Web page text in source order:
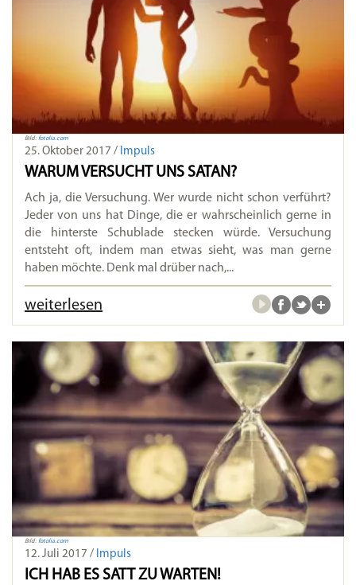
Bild: fotolia.com
25. Oktober 2017 / Impuls
WARUM VERSUCHT UNS SATAN?
Ach ja, die Versuchung. Wer wurde nicht schon verführt?
Jeder von uns hat Dinge, die er wahrscheinlich gerne in
die hinterste Schublade stecken würde. Versuchung
entsteht oft, indem man etwas sieht, was man gerne
haben möchte. Denk mal drüber nach,...
weiterlesen
Bild: fotolia.com
12. Juli 2017 / Impuls
ICH HAB ES SATT ZU WARTEN!